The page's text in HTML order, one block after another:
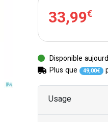
33,99€
Disponible
Plus que
49,00€
Usage